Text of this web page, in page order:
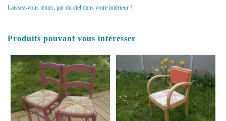
Laissez-vous tenter, par du ciel dans votre intérieur !
Produits pouvant vous intéresser